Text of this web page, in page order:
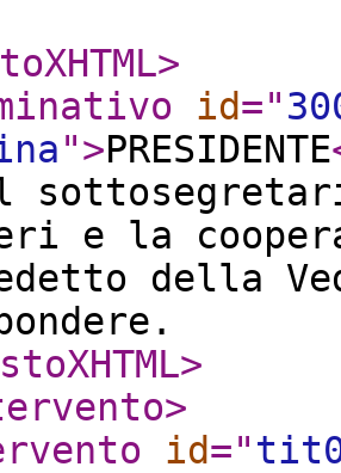
>
id="
">PRESIDENTE
e la
della
>
>
id="